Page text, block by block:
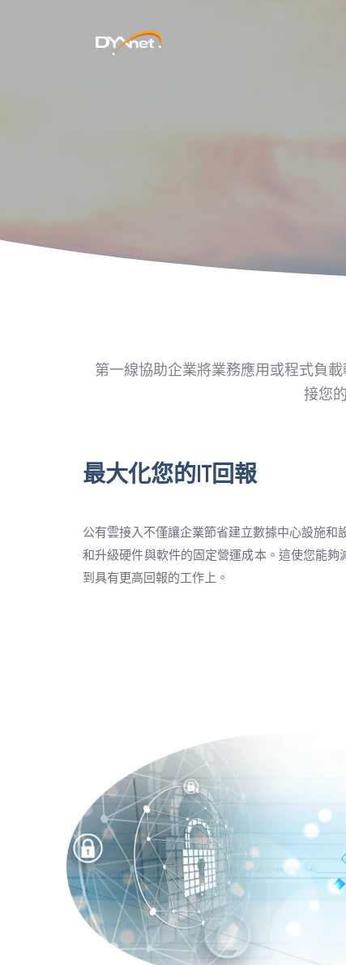
第一線協助企業將業務應用或程式負
接您
最大化您的IT回報
公有雲接入不僅讓企業節省建立數據中心設施和
和升級硬件與軟件的固定營運成本。這使您能夠
到具有更高回報的工作上。